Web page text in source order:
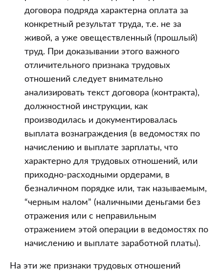
договора подряда характерна оплата за
конкретный результат труда, т.е. не за
живой, а уже овеществленный (прошлый)
труд. При доказывании этого важного
отличительного признака трудовых
отношений следует внимательно
анализировать текст договора (контракта),
должностной инструкции, как
производилась и документировалась
выплата вознаграждения (в ведомостях по
начислению и выплате зарплаты, что
характерно для трудовых отношений, или
приходно-расходными ордерами, в
безналичном порядке или, так называемым,
“черным налом” (наличными деньгами без
отражения или с неправильным
отражением этой операции в ведомостях по
начислению и выплате заработной платы).
На эти же признаки трудовых отношений